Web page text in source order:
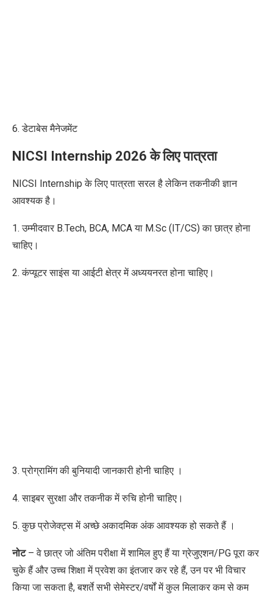
6. डेटाबेस मैनेजमेंट
NICSI Internship 2026 के लिए पात्रता
NICSI Internship के लिए पात्रता सरल है लेकिन तकनीकी ज्ञान
आवश्यक है।
1. उम्मीदवार B.Tech, BCA, MCA या M.Sc (IT/CS) का छात्र होना
चाहिए।
2. कंप्यूटर साइंस या आईटी क्षेत्र में अध्ययनरत होना चाहिए।
3. प्रोग्रामिंग की बुनियादी जानकारी होनी चाहिए ।
4. साइबर सुरक्षा और तकनीक में रुचि होनी चाहिए।
5. कुछ प्रोजेक्ट्स में अच्छे अकादमिक अंक आवश्यक हो सकते हैं ।
नोट –वे छात्र जो अंतिम परीक्षा में शामिल हुए हैं या ग्रेजुएशन/ PGपूरा कर
चुके हैं और उच्च शिक्षा में प्रवेश का इंतजार कर रहे हैं,उन पर भी विचार
किया जा सकता है,बशर्ते सभी सेमेस्टर/वर्षों में कुल मिलाकर कम से कम